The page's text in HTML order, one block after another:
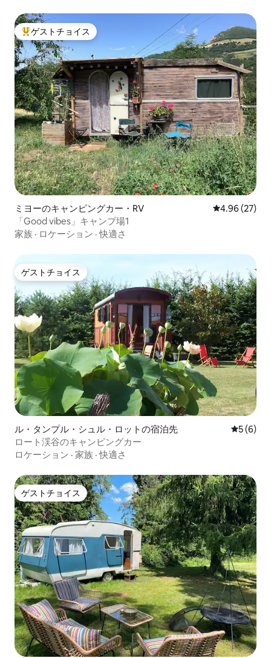
大好評のゲストチョイスです。
ゲストチョイス
ミヨーのキャンピングカー・RV レビュー27
4.96 (27)
「Good vibes」キャンプ場1
家族 · ロケーション ·快適さ
ゲストチョイス
ゲストチョイス
ル・タンプル・シュル・ロットの宿泊先 レビュー
5 (6)
ロート渓谷のキャンピングカー
ロケーション · 家族 ·快適さ
ゲストチョイス
ゲストチョイス